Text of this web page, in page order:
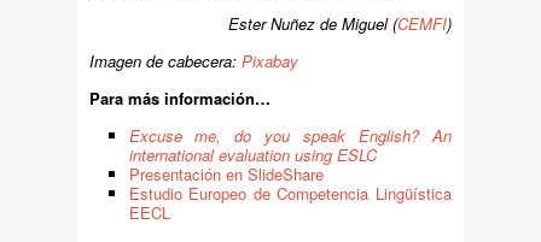
Ester Nuñez de Miguel (CEMFI)
Imagen de cabecera: Pixabay
Para más información…
Excuse me, do you speak English? An
international evaluation using ESLC
Presentación en SlideShare
Estudio Europeo de Competencia Lingüística
EECL